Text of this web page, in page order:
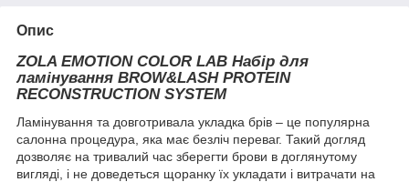
Опис
ZOLA EMOTION COLOR LAB Набір для
ламінування BROW&LASH PROTEIN
RECONSTRUCTION SYSTEM
Ламінування та довготривала укладка брів – це популярна
салонна процедура, яка має безліч переваг. Такий догляд
дозволяє на тривалий час зберегти брови в доглянутому
вигляді, і не доведеться щоранку їх укладати і витрачати на